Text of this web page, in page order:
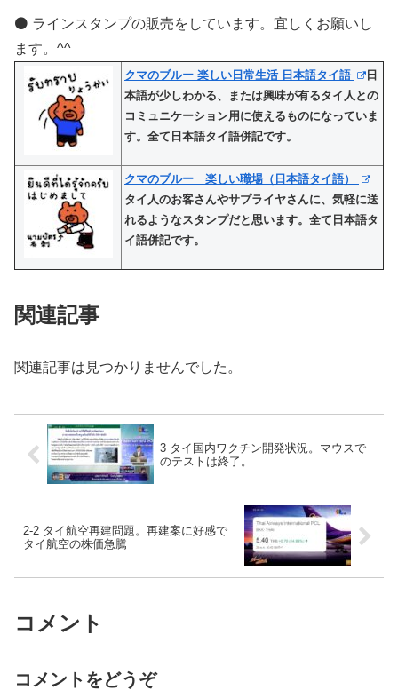
⚫️ ラインスタンプの販売をしています。宜しくお願いし
ます。^^
クマのブルー 楽しい日常生活 日本語タイ語
日
本語が少しわかる、または興味が有るタイ人との
コミュニケーション用に使えるものになっていま
す。全て日本語タイ語併記です。
クマのブルー 楽しい職場（日本語タイ語）
タイ人のお客さんやサプライヤさんに、気軽に送
れるようなスタンプだと思います。全て日本語タ
イ語併記です。
関連記事
関連記事は見つかりませんでした。
3 タイ国内ワクチン開発状況。マウスで
のテストは終了。
2-2 タイ航空再建問題。再建案に好感で
タイ航空の株価急騰
コメント
コメントをどうぞ